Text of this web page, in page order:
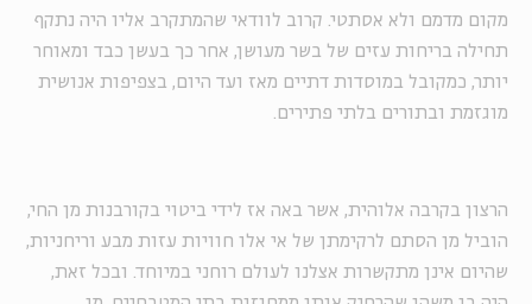
מקום מדמם ולא אסתטי. קרוב לוודאי שהמתקרב אליו היה נתקף
תחילה בריחות עזים של בשר מעושן, אחר כך בעשן כבד ומאוחר
יותר, כמקובל במוסדות דתיים מאז ועד היום, בצפיפות אנושית
מוגזמת ובתורים בלתי פתירים.
הרצון בקרבה אלוהית, אשר באה אז לידי ביטוי בקורבנות מן החי,
הוביל מן הסתם לרקימתן של אי אלו חוויות עזות מבע וריחניות,
שהיום אינן מתקשרות אצלנו לעולם רוחני במיוחד. ובכל זאת,